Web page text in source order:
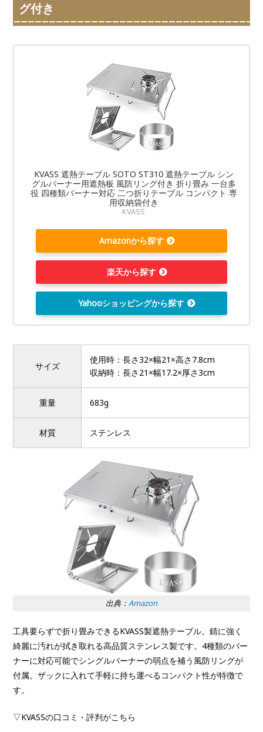
グ付き
KVASS 遮熱テーブル SOTO ST310 遮熱テーブル シン
グルバーナー用遮熱板 風防リング付き 折り畳み 一台多
役 四種類バーナー対応 二つ折りテーブル コンパクト 専
用収納袋付き
KVASS
Amazonから探す
楽天から探す
Yahooショッピングから探す
サイズ
使用時：長さ32×幅21×高さ7.8cm
収納時：長さ21×幅17.2×厚さ3cm
重量 683g
材質 ステンレス
出典： Amazon
工具要らずで折り畳みできるKVASS製遮熱テーブル。錆に強く
綺麗に汚れが拭き取れる高品質ステンレス製です。4種類のバー
ナーに対応可能でシングルバーナーの弱点を補う風防リングが
付属。ザックに入れて手軽に持ち運べるコンパクト性が特徴で
す。
▽KVASSの口コミ・評判がこちら